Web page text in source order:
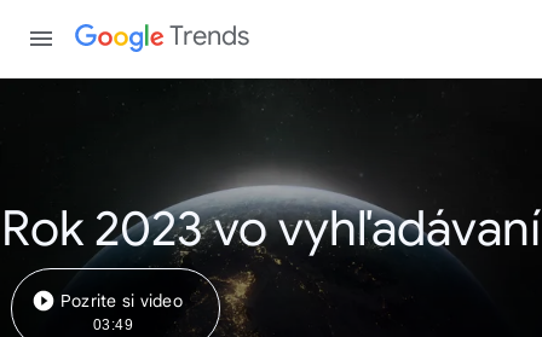
Trends
Rok 2023 vo vyhľadávaní
Pozrite si video
03:49